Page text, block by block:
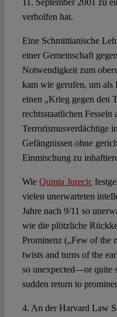
11. September 2001 zu
verholfen hat.
Eine Schmittianische
einer Gemeinschaft
Notwendigkeit zum
kam wie gerufen, um als
einen „Krieg gegen den
rechtsstaatlichen Fesseln
Terrorismusverdächtige
Gefängnissen ohne
Einmischung zu
Wie Quinta Jurecic
vielen unerwarteten
Jahre nach 9/11 so
wie die plötzliche
Prominenz („Few of the
twists and turns of the
so unexpected—or quite
sudden return to
4. An der Harvard Law